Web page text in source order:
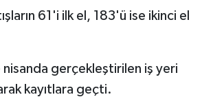
61'i ilk el, 183'ü ise ikinci el
nisanda gerçekleştirilen iş yeri
kayıtlara geçti.